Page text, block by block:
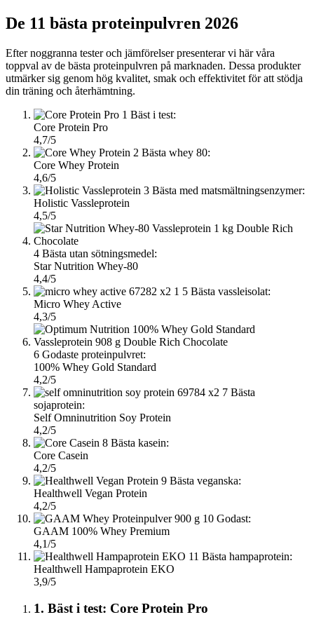
De 11 bästa proteinpulvren 2026
Efter noggranna tester och jämförelser presenterar vi här våra
toppval av de bästa proteinpulvren på marknaden. Dessa produkter
utmärker sig genom hög kvalitet, smak och effektivitet för att stödja
din träning och återhämtning.
1 Bäst i test:
Core Protein Pro
4,7/5
2 Bästa whey 80:
Core Whey Protein
4,6/5
3 Bästa med matsmältningsenzymer:
Holistic Vassleprotein
4,5/5
4 Bästa utan sötningsmedel:
Star Nutrition Whey-80
4,4/5
5 Bästa vassleisolat:
Micro Whey Active
4,3/5
6 Godaste proteinpulvret:
100% Whey Gold Standard
4,2/5
7 Bästa
sojaprotein:
Self Omninutrition Soy Protein
4,2/5
8 Bästa kasein:
Core Casein
4,2/5
9 Bästa veganska:
Healthwell Vegan Protein
4,2/5
10 Godast:
GAAM 100% Whey Premium
4,1/5
11 Bästa hampaprotein:
Healthwell Hampaprotein EKO
3,9/5
1. Bäst i test: Core Protein Pro